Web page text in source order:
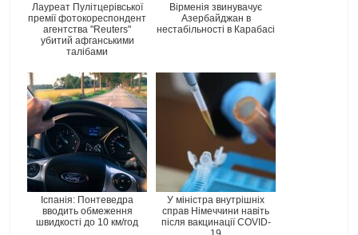
Лауреат Пулітцерівської
премії фотокореспондент
агентства "Reuters"
убитий афганськими
талібами
Вірменія звинувачує
Азербайджан в
нестабільності в Карабасі
Іспанія: Понтеведра
вводить обмеження
швидкості до 10 км/год
У міністра внутрішніх
справ Німеччини навіть
після вакцинації COVID-